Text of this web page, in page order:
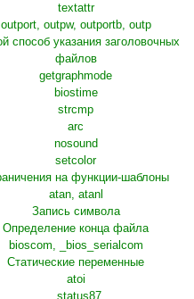
textattr
outport, outpw, outportb, outp
способ указания заголовочных
файлов
getgraphmode
biostime
strcmp
arc
nosound
setcolor
на функции-шаблоны
atan, atanl
Запись символа
Определение конца файла
bioscom, _bios_serialcom
Статические переменные
atoi
_status87